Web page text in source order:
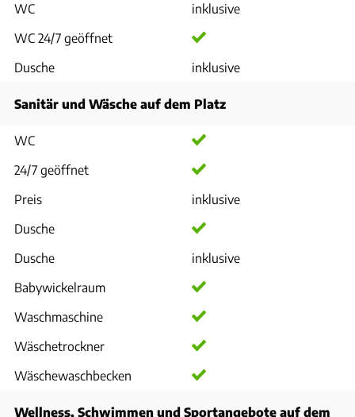
WC
inklusive
WC 24/7 geöffnet
Dusche
inklusive
Sanitär und Wäsche auf dem Platz
WC
24/7 geöffnet
Preis
inklusive
Dusche
Dusche
inklusive
Babywickelraum
Waschmaschine
Wäschetrockner
Wäschewaschbecken
Wellness, Schwimmen und Sportangebote auf dem